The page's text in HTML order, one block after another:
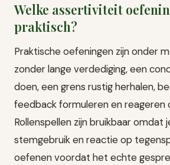
Welke assertiviteit
praktisch?
Praktische oefeningen zijn onder
zonder lange verdediging, een
doen, een grens rustig herhalen,
feedback formuleren en reageren
Rollenspellen zijn bruikbaar omdat
stemgebruik en reactie op
oefenen voordat het echte